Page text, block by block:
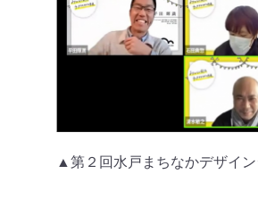
▲第２回水戸まちなかデザイ